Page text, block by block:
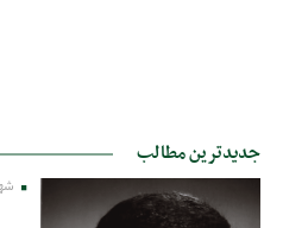
جدیدترین مطالب